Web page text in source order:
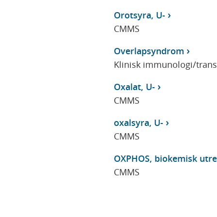
Orotsyra, U-
CMMS
Overlapsyndrom
Klinisk immunologi/
Oxalat, U-
CMMS
oxalsyra, U-
CMMS
OXPHOS, biokemisk
CMMS